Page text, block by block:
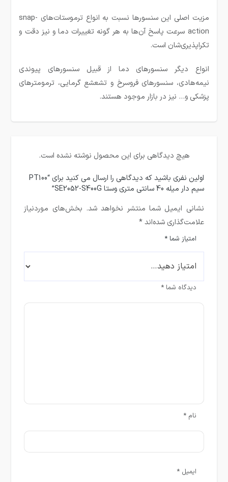
مزیت اصلی این سنسورها نسبت به انواع ترموستات‌های snap-
action سرعت پاسخ آن‌ها به هر گونه تغییرات دما و نیز دقت و
تکراپذیری‌شان است.
انواع دیگر سنسورهای دما از قبیل سنسورهای پیوندی
نیمه‌هادی، سنسورهای فروسرخ و تشعشع گرمایی، ترمومترهای
پزشکی و… نیز در بازار موجود هستند.
هیچ دیدگاهی برای این محصول نوشته نشده است.
اولین نفری باشید که دیدگاهی را ارسال می کنید برای “PT100
سیم دار میله 40 سانتی متری وستا SE2052-S400G”
نشانی ایمیل شما منتشر نخواهد شد. بخش‌های موردنیاز
علامت‌گذاری شده‌اند*
امتیاز شما*
دیدگاه شما*
نام*
ایمیل*